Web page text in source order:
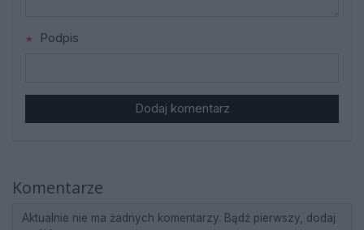
Podpis
Dodaj komentarz
Komentarze
Aktualnie nie ma żadnych komentarzy. Bądź pierwszy, dodaj